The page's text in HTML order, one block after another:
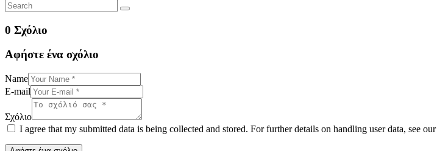
0 Σχόλιο
Αφήστε ένα σχόλιο
Name
E-mail
Σχόλιο
I agree that my submitted data is being collected and stored. For further details on handling user data, see our